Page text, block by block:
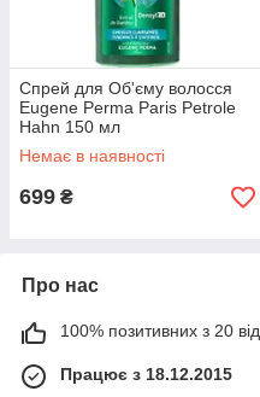
Спрей для Об'єму волосся
Eugene Рerma Paris Petrole
Hahn 150 мл
Немає в наявності
699 ₴
Про нас
100% позитивних з 20
Працює з 18.12.2015